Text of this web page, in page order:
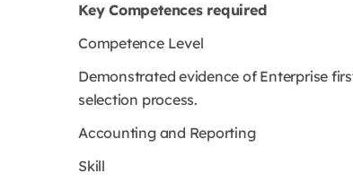
Key Competences required
Competence Level
Demonstrated evidence of Enterprise
selection process.
Accounting and Reporting
Skill